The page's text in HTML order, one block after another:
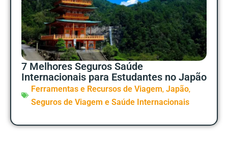
7 Melhores Seguros Saúde
Internacionais para Estudantes no Japão
Ferramentas e Recursos de Viagem, Japão,
Seguros de Viagem e Saúde Internacionais